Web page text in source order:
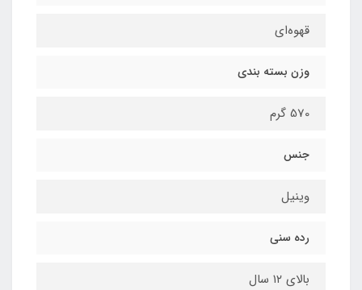
قهوه‌ای
وزن بسته بندی
570 گرم
جنس
وینیل
رده سنی
بالای ۱۲ سال